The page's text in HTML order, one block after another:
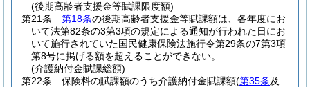
(後期高齢者支援金等賦課限度額)
第21条
第18条の後期高齢者支援金等賦課額は、各年度にお
いて法第82条の3第3項の規定による通知が行われた日にお
いて施行されていた国民健康保険法施行令第29条の7第3項
第8号に掲げる額を超えることができない。
(介護納付金賦課総額)
第22条
保険料の賦課額のうち介護納付金賦課額(第35条及